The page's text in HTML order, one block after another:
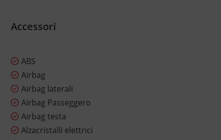
Accessori
ABS
Airbag
Airbag laterali
Airbag Passeggero
Airbag testa
Alzacristalli elettrici